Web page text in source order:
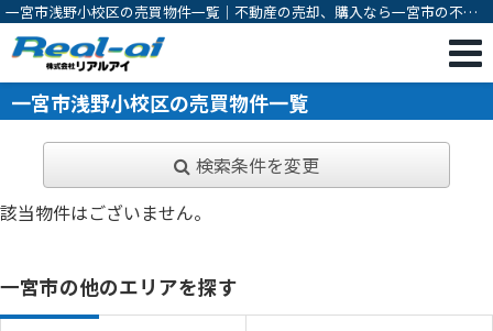
一宮市浅野小校区の売買物件一覧｜不動産の売却、購入なら一宮市の不動
産会社 株式会社リアルアイ
一宮市浅野小校区の売買物件一覧
検索条件を変更
該当物件はございません。
一宮市の他のエリアを探す